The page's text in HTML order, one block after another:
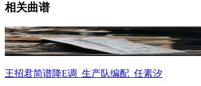
相关曲谱
王招君简谱降E调_生产队编配_任素汐